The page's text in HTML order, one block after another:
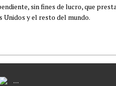
sin fines de lucro, que
Unidos y el resto del mundo.
...